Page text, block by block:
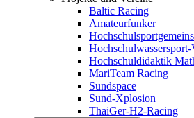
Baltic Racing
Amateurfunker
Hochschulwassersport-
Hochschuldidaktik
MariTeam Racing
Sundspace
Sund-Xplosion
ThaiGer-H2-Racing